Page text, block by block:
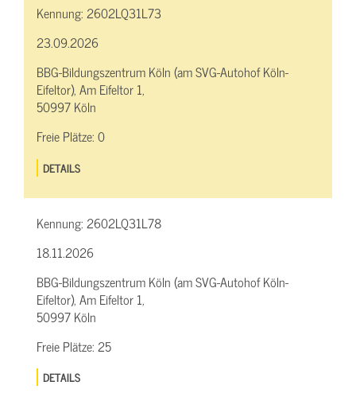
Kennung:2602LQ31L73
23.09.2026
BBG-Bildungszentrum Köln (am SVG-Autohof Köln-
Eifeltor), Am Eifeltor 1,
50997 Köln
Freie Plätze:0
DETAILS
Kennung:2602LQ31L78
18.11.2026
BBG-Bildungszentrum Köln (am SVG-Autohof Köln-
Eifeltor), Am Eifeltor 1,
50997 Köln
Freie Plätze:25
DETAILS